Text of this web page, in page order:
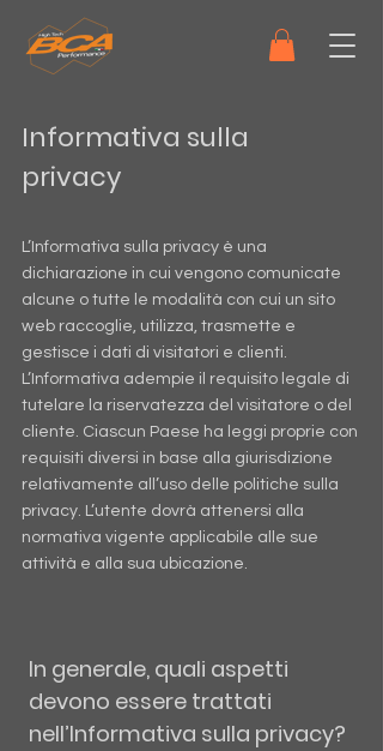
Informativa sulla
privacy
L’Informativa sulla privacy è una
dichiarazione in cui vengono comunicate
alcune o tutte le modalità con cui un sito
web raccoglie, utilizza, trasmette e
gestisce i dati di visitatori e clienti.
L’Informativa adempie il requisito legale di
tutelare la riservatezza del visitatore o del
cliente. Ciascun Paese ha leggi proprie con
requisiti diversi in base alla giurisdizione
relativamente all’uso delle politiche sulla
privacy. L’utente dovrà attenersi alla
normativa vigente applicabile alle sue
attività e alla sua ubicazione.
In generale, quali aspetti
devono essere trattati
nell’Informativa sulla privacy?